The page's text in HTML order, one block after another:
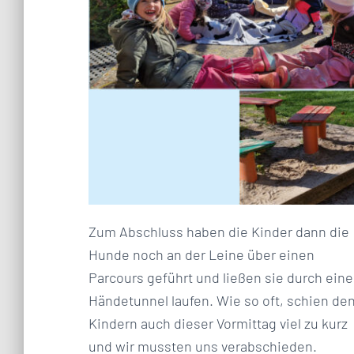
Zum Abschluss haben die Kinder dann die
Hunde noch an der Leine über einen
Parcours geführt und ließen sie durch
Händetunnel laufen. Wie so oft, schien
Kindern auch dieser Vormittag viel zu kurz
und wir mussten uns verabschieden.